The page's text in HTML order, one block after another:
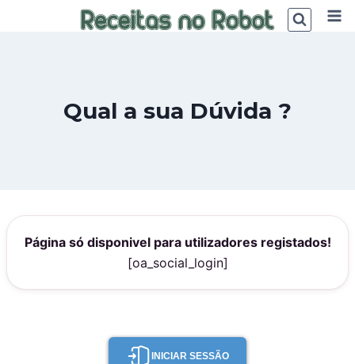
Qual a sua Dúvida ?
Página só disponivel para utilizadores registados!
[oa_social_login]
INICIAR SESSÃO